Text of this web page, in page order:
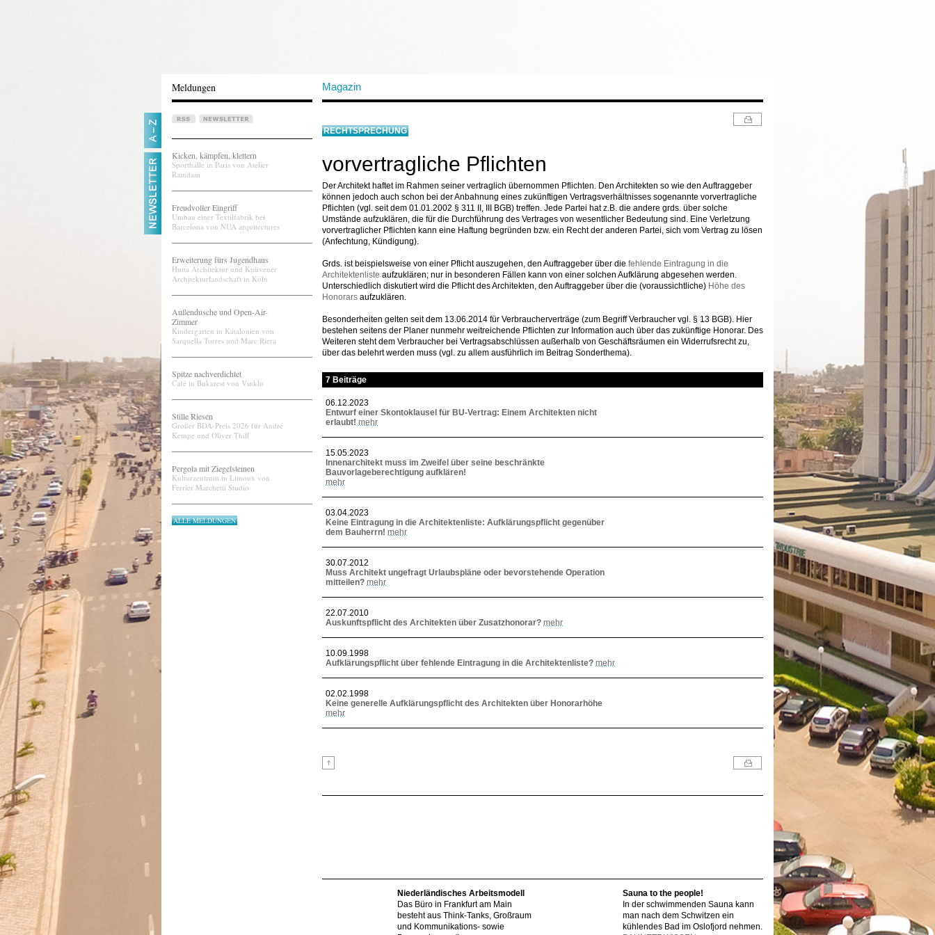
Meldungen Magazin
Kicken, kämpfen, klettern
Sporthalle in Paris von Atelier
Ramdam
Freudvoller Eingriff
Umbau einer Textilfabrik bei
Barcelona von NUA arquitectures
Erweiterung fürs Jugendhaus
Hutta Architektur und Knüvener
Architekturlandschaft in Köln
Außendusche und Open-Air-
Zimmer
Kindergarten in Katalonien von
Sarquella Torres und Marc Riera
Spitze nachverdichtet
Café in Bukarest von Vinklu
Stille Riesen
Großer BDA-Preis 2026 für André
Kempe und Oliver Thill
Pergola mit Ziegelsteinen
Kulturzentrum in Limoux von
Ferrier Marchetti Studio
ALLE MELDUNGEN
RECHTSPRECHUNG
vorvertragliche Pflichten
Der Architekt haftet im Rahmen seiner vertraglich übernommen Pflichten. Den Architekten so wie den Auftraggeber
können jedoch auch schon bei der Anbahnung eines zukünftigen Vertragsverhältnisses sogenannte vorvertragliche
Pflichten (vgl. seit dem 01.01.2002 § 311 II, III BGB) treffen. Jede Partei hat z.B. die andere grds. über solche
Umstände aufzuklären, die für die Durchführung des Vertrages von wesentlicher Bedeutung sind. Eine Verletzung
vorvertraglicher Pflichten kann eine Haftung begründen bzw. ein Recht der anderen Partei, sich vom Vertrag zu lösen
(Anfechtung, Kündigung).
Grds. ist beispielsweise von einer Pflicht auszugehen, den Auftraggeber über die fehlende Eintragung in die
Architektenliste aufzuklären; nur in besonderen Fällen kann von einer solchen Aufklärung abgesehen werden.
Unterschiedlich diskutiert wird die Pflicht des Architekten, den Auftraggeber über die (voraussichtliche) Höhe des
Honorars aufzuklären.
Besonderheiten gelten seit dem 13.06.2014 für Verbraucherverträge (zum Begriff Verbraucher vgl. § 13 BGB). Hier
bestehen seitens der Planer nunmehr weitreichende Pflichten zur Information auch über das zukünftige Honorar. Des
Weiteren steht dem Verbraucher bei Vertragsabschlüssen außerhalb von Geschäftsräumen ein Widerrufsrecht zu,
über das belehrt werden muss (vgl. zu allem ausführlich im Beitrag Sonderthema).
7 Beiträge
06.12.2023
Entwurf einer Skontoklausel für BU-Vertrag: Einem Architekten nicht
erlaubt! mehr
15.05.2023
Innenarchitekt muss im Zweifel über seine beschränkte
Bauvorlageberechtigung aufklären!
mehr
03.04.2023
Keine Eintragung in die Architektenliste: Aufklärungspflicht gegenüber
dem Bauherrn! mehr
30.07.2012
Muss Architekt ungefragt Urlaubspläne oder bevorstehende Operation
mitteilen? mehr
22.07.2010
Auskunftspflicht des Architekten über Zusatzhonorar? mehr
10.09.1998
Aufklärungspflicht über fehlende Eintragung in die Architektenliste? mehr
02.02.1998
Keine generelle Aufklärungspflicht des Architekten über Honorarhöhe
mehr
Niederländisches Arbeitsmodell
Das Büro in Frankfurt am Main
besteht aus Think-Tanks, Großraum
und Kommunikations- sowie
Sauna to the people!
In der schwimmenden Sauna kann
man nach dem Schwitzen ein
kühlendes Bad im Oslofjord nehmen.